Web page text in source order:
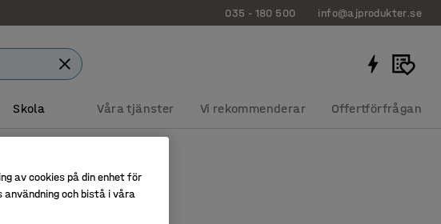
035 - 180 500 info@ajprodukter.se
Skola Våra tjänster Vi rekommenderar Offertförfrågan
Bubbelplast
av cookies på din enhet för
och bistå i våra